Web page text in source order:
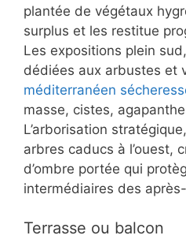
plantée de végétaux
surplus et les restitue
Les expositions plein
dédiées aux arbustes et
méditerranéen
masse, cistes,
L’arborisation
arbres caducs à l’ouest,
d’ombre portée qui
intermédiaires des
Terrasse ou balcon